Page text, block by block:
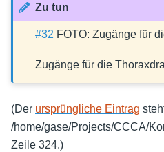
Zu tun
#32 FOTO: Zugänge für
Zugänge für die
(Der ursprüngliche Eintrag
/home/gase/Projects/CCCA/
Zeile 324.)